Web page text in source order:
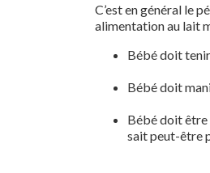
C’est en général le
alimentation au lait
Bébé doit
Bébé doit
Bébé doit être
sait peut-être